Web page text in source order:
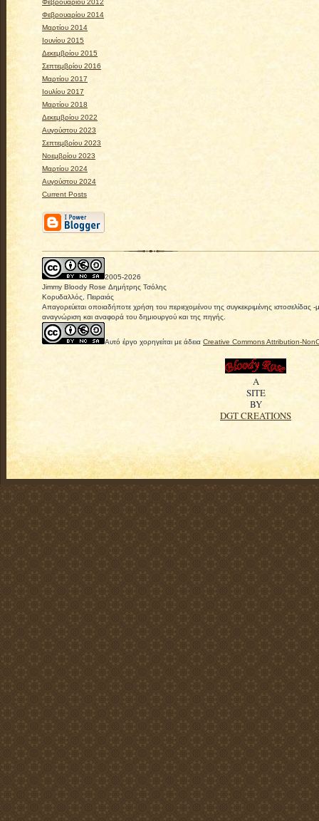
Φεβρουαρίου 2012
Φεβρουαρίου 2014
Μαρτίου 2014
Ιουνίου 2015
Δεκεμβρίου 2015
Σεπτεμβρίου 2016
Μαρτίου 2017
Ιουλίου 2017
Μαρτίου 2018
Δεκεμβρίου 2022
Αυγούστου 2023
Σεπτεμβρίου 2023
Νοεμβρίου 2023
Μαρτίου 2024
Αυγούστου 2024
Current Posts
2005-2026
Jimmy Bloody Rose Δημήτρης Τσόλης
Κορυδαλλός, Πειραιάς
Απαγορεύεται οποιαδήποτε χρήση του περιεχομένου της συγκεκριμένης
αναγνώριση και αναφορά του δημιουργού και της πηγής.
Αυτό έργο χορηγείται με άδεια Creative Commons Attribution-
A
SITE
BY
DGT CREATIONS